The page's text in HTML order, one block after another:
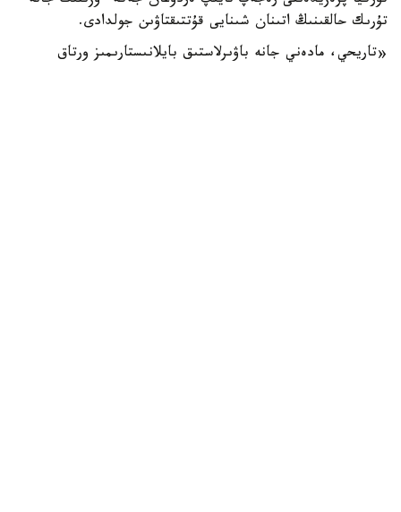
تۇرىك حالقىنىڭ اتىنان شىنايى قۇتتىقتاۋىن جولدادى.
«تاريحي، مادەني جانە باۋىرلاستىق بايلانىستارىمىز ورتاق